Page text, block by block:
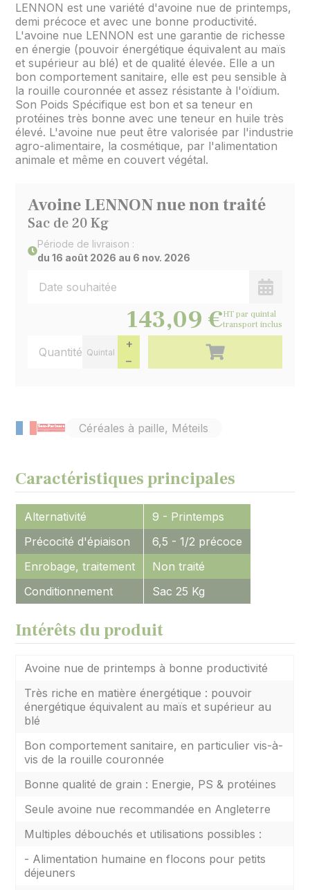
LENNON est une variété d'avoine nue de printemps,
demi précoce et avec une bonne productivité.
L'avoine nue LENNON est une garantie de richesse
en énergie (pouvoir énergétique équivalent au maïs
et supérieur au blé) et de qualité élevée. Elle a un
bon comportement sanitaire, elle est peu sensible à
la rouille couronnée et assez résistante à l'oïdium.
Son Poids Spécifique est bon et sa teneur en
protéines très bonne avec une teneur en huile très
élevé. L'avoine nue peut être valorisée par l'industrie
agro-alimentaire, la cosmétique, par l'alimentation
animale et même en couvert végétal.
Avoine LENNON nue non traité
Sac de 20 Kg
Période de livraison :
du 16 août 2026 au 6 nov. 2026
Choisir
143,09 €HT par quintal
transport inclus
Quintal
+
−
Ajouter au panier
Céréales à paille, Méteils
Caractéristiques principales
Alternativité
9 - Printemps
Précocité d'épiaison
6,5 - 1/2 précoce
Enrobage, traitement
Non traité
Conditionnement
Sac 25 Kg
Intérêts du produit
Avoine nue de printemps à bonne productivité
Très riche en matière énergétique : pouvoir
énergétique équivalent au maïs et supérieur au
blé
Bon comportement sanitaire, en particulier vis-à-
vis de la rouille couronnée
Bonne qualité de grain : Energie, PS & protéines
Seule avoine nue recommandée en Angleterre
Multiples débouchés et utilisations possibles :
- Alimentation humaine en flocons pour petits
déjeuners